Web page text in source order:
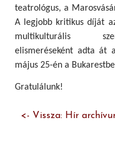
teatrológus, a
A legjobb kritikus díját
multikulturális
elismeréseként adta át
május 25-én a
Gratulálunk!
<- Vissza: Hír